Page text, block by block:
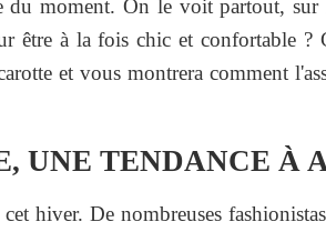
du moment. On le voit partout,
être à la fois chic et confortable ?
et vous montrera comment
UNE TENDANCE À
hiver. De nombreuses